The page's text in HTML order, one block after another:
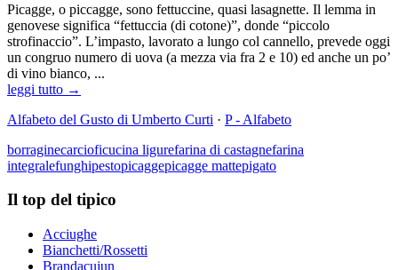
Picagge, o piccagge, sono fettuccine, quasi lasagnette. Il lemma in
genovese significa “fettuccia (di cotone)”, donde “piccolo
strofinaccio”. L’impasto, lavorato a lungo col cannello, prevede oggi
un congruo numero di uova (a mezza via fra 2 e 10) ed anche un po’
di vino bianco, ...
leggi tutto →
Alfabeto del Gusto di Umberto Curti · P - Alfabeto
borraginecarcioficucina ligurefarina di castagnefarina
integralefunghipestopicaggepicagge mattepigato
Il top del tipico
Acciughe
Bianchetti/Rossetti
Brandacujun